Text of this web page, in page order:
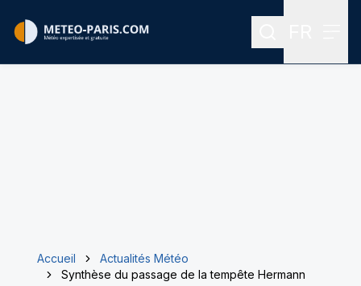
Rechercher
Accueil
Actualités Météo
Synthèse du passage de la tempête Hermann